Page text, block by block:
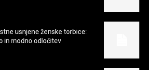
usnjene ženske torbice:
in modno odločitev